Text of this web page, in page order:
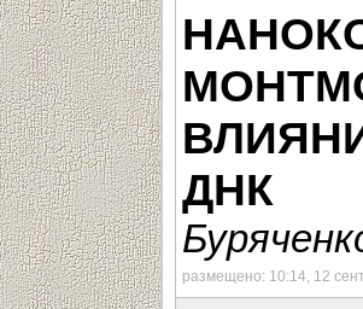
ДНК
размещено: 10:14, 12